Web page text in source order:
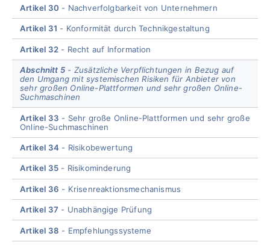
Artikel 30 Nachverfolgbarkeit von Unternehmern
Artikel 31 Konformität durch Technikgestaltung
Artikel 32 Recht auf Information
Abschnitt 5
Zusätzliche Verpflichtungen in Bezug auf
den Umgang mit systemischen Risiken für Anbieter von
sehr großen Online-Plattformen und sehr großen Online-
Suchmaschinen
Artikel 33
Sehr große Online-Plattformen und sehr große
Online-Suchmaschinen
Artikel 34 Risikobewertung
Artikel 35 Risikominderung
Artikel 36 Krisenreaktionsmechanismus
Artikel 37 Unabhängige Prüfung
Artikel 38 Empfehlungssysteme